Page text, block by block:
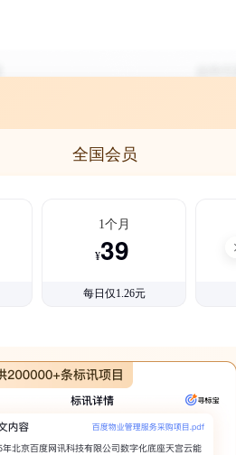
全国会员
1个月
¥39
每日仅1.26元